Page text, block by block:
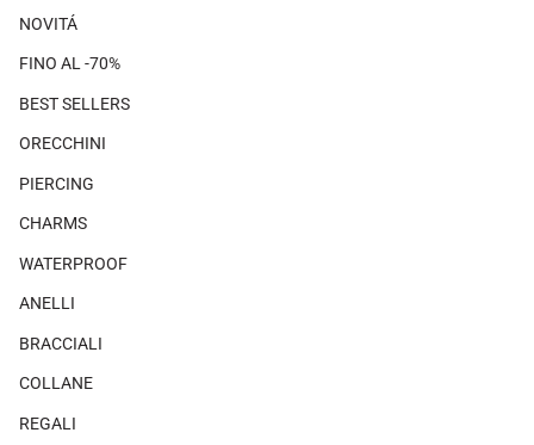
NOVITÁ
FINO AL -70%
BEST SELLERS
ORECCHINI
PIERCING
CHARMS
WATERPROOF
ANELLI
BRACCIALI
COLLANE
REGALI